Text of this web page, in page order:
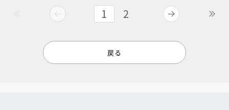
2025年９月３日に発
売！
キャンペーンを一挙公
開！
1 2
戻る